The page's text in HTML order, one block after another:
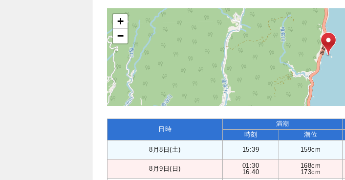
+
−
日時
満潮
時刻 潮位
8月8日(土) 15:39 159cm
8月9日(日)
01:30
16:40
168cm
173cm